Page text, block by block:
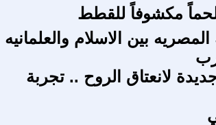
مكشوفاً للقطط
بين الاسلام والعلمانيه
لانعتاق الروح .. تجربة